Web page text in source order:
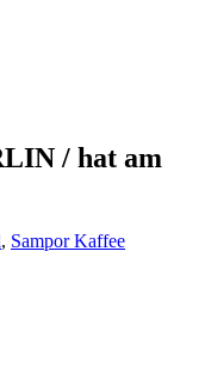
/ hat am
, Sampor Kaffee